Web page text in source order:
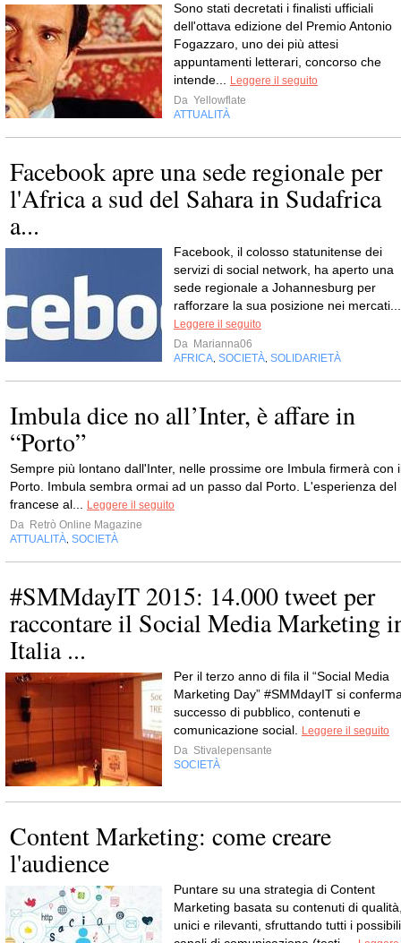
Sono stati decretati i finalisti ufficiali
dell'ottava edizione del Premio Antonio
Fogazzaro, uno dei più attesi
appuntamenti letterari, concorso che
intende...
Leggere il seguito
Da Yellowflate
ATTUALITÀ
Facebook apre una sede regionale per
l'Africa a sud del Sahara in Sudafrica
a...
Facebook, il colosso statunitense dei
servizi di social network, ha aperto una
sede regionale a Johannesburg per
rafforzare la sua posizione nei mercati...
Leggere il seguito
Da Marianna06
AFRICA SOCIETÀ SOLIDARIETÀ
Imbula dice no all’Inter, è affare in
“Porto”
Sempre più lontano dall'Inter, nelle prossime ore Imbula firmerà con
Porto. Imbula sembra ormai ad un passo dal Porto. L'esperienza del
francese al...
Leggere il seguito
Da Retrò Online Magazine
ATTUALITÀ SOCIETÀ
#SMMdayIT 2015: 14.000 tweet per
raccontare il Social Media Marketing
Italia ...
Per il terzo anno di fila il “Social Media
Marketing Day” #SMMdayIT si
successo di pubblico, contenuti e
comunicazione social.
Leggere il seguito
Da Stivalepensante
SOCIETÀ
Content Marketing: come creare
l'audience
Puntare su una strategia di Content
Marketing basata su contenuti di
unici e rilevanti, sfruttando tutti i possibili